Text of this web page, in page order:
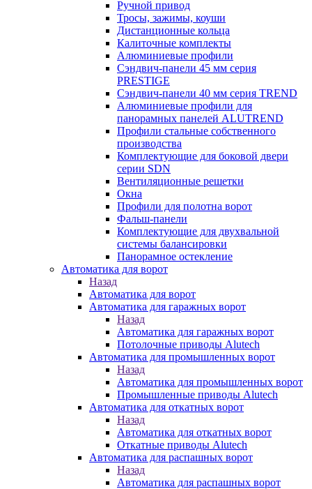
Ручной привод
Тросы, зажимы, коуши
Дистанционные кольца
Калиточные комплекты
Алюминиевые профили
Сэндвич-панели 45 мм серия
PRESTIGE
Сэндвич-панели 40 мм серия TREND
Алюминиевые профили для
панорамных панелей ALUTREND
Профили стальные собственного
производства
Комплектующие для боковой двери
серии SDN
Вентиляционные решетки
Окна
Профили для полотна ворот
Фальш-панели
Комплектующие для двухвальной
системы балансировки
Панорамное остекление
Автоматика для ворот
Назад
Автоматика для ворот
Автоматика для гаражных ворот
Назад
Автоматика для гаражных ворот
Потолочные приводы Alutech
Автоматика для промышленных ворот
Назад
Автоматика для промышленных ворот
Промышленные приводы Alutech
Автоматика для откатных ворот
Назад
Автоматика для откатных ворот
Откатные приводы Alutech
Автоматика для распашных ворот
Назад
Автоматика для распашных ворот